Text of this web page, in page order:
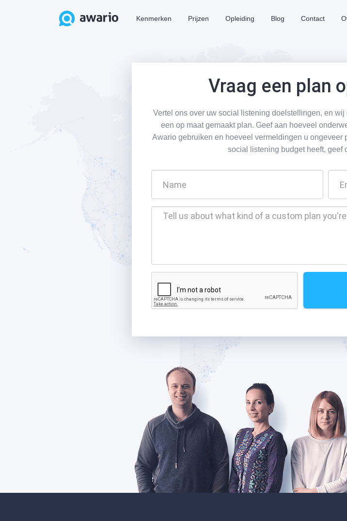
Kenmerken Prijzen Opleiding Blog Contact
Vraag een plan
Vertel ons over uw social listening doelstellingen, en
een op maat gemaakt plan. Geef aan hoeveel
Awario gebruiken en hoeveel vermeldingen u ongeveer
social listening budget heeft, geef